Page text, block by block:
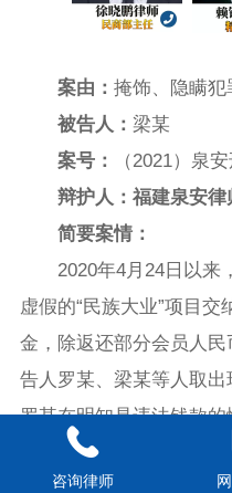
案由：掩饰、隐瞒犯
被告人：梁某
案号：
（2021）泉
辩护人：福建泉安
简要案情：
2020年4月24日以来
虚假的“民族大业”项目
金，除返还部分会员人
告人罗某、梁某等人取
罗某在明知是违法钱款
百色市某银行ATM取款
咨询律师